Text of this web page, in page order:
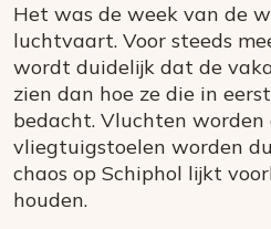
Het was de week van de
luchtvaart. Voor steeds
wordt duidelijk dat de
zien dan hoe ze die in
bedacht. Vluchten worden
vliegtuigstoelen worden
chaos op Schiphol lijkt
houden.